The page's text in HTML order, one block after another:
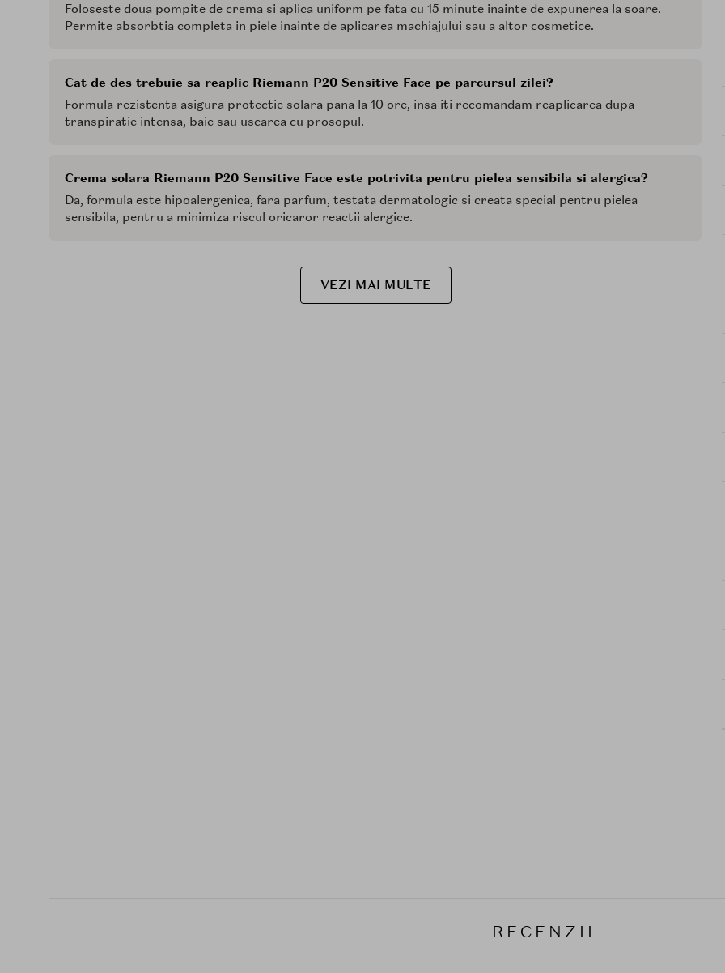
Foloseste doua pompite de crema si aplica uniform pe fata cu 15 minute inainte de expunerea la soare.
Permite absorbtia completa in piele inainte de aplicarea machiajului sau a altor cosmetice.
Cat de des trebuie sa reaplic Riemann P20 Sensitive Face pe parcursul zilei?
Formula rezistenta asigura protectie solara pana la 10 ore, insa iti recomandam reaplicarea dupa
transpiratie intensa, baie sau uscarea cu prosopul.
Crema solara Riemann P20 Sensitive Face este potrivita pentru pielea sensibila si alergica?
Da, formula este hipoalergenica, fara parfum, testata dermatologic si creata special pentru pielea
sensibila, pentru a minimiza riscul oricaror reactii alergice.
VEZI MAI MULTE
RECENZII